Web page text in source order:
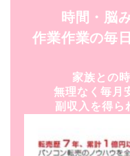
時間・脳
作業作業の毎
家族との
無理なく毎月
副収入を得ら